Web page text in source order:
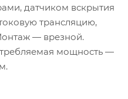
датчиком вскрытия
трансляцию,
— врезной.
мощность —